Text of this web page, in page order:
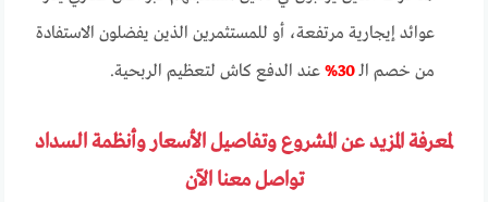
عوائد إيجارية مرتفعة، أو للمستثمرين الذين يفضلون الاستفادة
من خصم الـ30% عند الدفع كاش لتعظيم الربحية.
لمعرفة المزيد عن المشروع وتفاصيل الأسعار وأنظمة السداد
تواصل معنا الآن